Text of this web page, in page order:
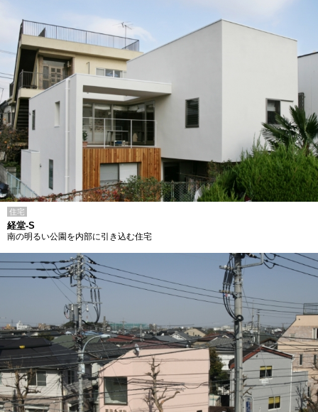
住宅
経堂-S
南の明るい公園を内部に引き込む住宅